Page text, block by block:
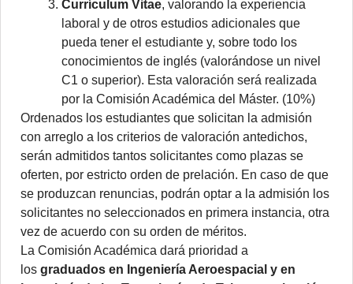
Currículum Vitae, valorando la experiencia
laboral y de otros estudios adicionales que
pueda tener el estudiante y, sobre todo los
conocimientos de inglés (valorándose un nivel
C1 o superior). Esta valoración será realizada
por la Comisión Académica del Máster. (10%)
Ordenados los estudiantes que solicitan la admisión
con arreglo a los criterios de valoración antedichos,
serán admitidos tantos solicitantes como plazas se
oferten, por estricto orden de prelación. En caso de que
se produzcan renuncias, podrán optar a la admisión los
solicitantes no seleccionados en primera instancia, otra
vez de acuerdo con su orden de méritos.
La Comisión Académica dará prioridad a
los graduados en Ingeniería Aeroespacial y en